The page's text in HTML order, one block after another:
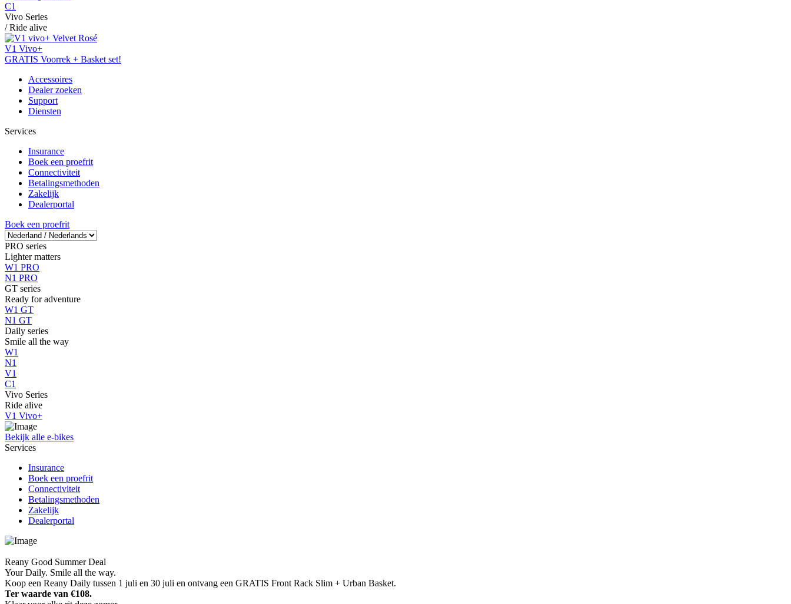
C1
Vivo Series
/ Ride alive
V1 Vivo+
GRATIS Voorrek + Basket set!
Accessoires
Dealer zoeken
Support
Diensten
Services
Insurance
Boek een proefrit
Connectiviteit
Betalingsmethoden
Zakelijk
Dealerportal
Boek een proefrit
PRO series
Lighter matters
W1 PRO
N1 PRO
GT series
Ready for adventure
W1 GT
N1 GT
Daily series
Smile all the way
W1
N1
V1
C1
Vivo Series
Ride alive
V1 Vivo+
Bekijk alle e-bikes
Services
Insurance
Boek een proefrit
Connectiviteit
Betalingsmethoden
Zakelijk
Dealerportal
Reany Good Summer Deal
Your Daily. Smile all the way.
Koop een Reany Daily tussen 1 juli en 30 juli en ontvang een GRATIS Front Rack Slim + Urban Basket.
Ter waarde van €108.